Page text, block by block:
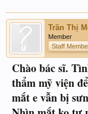
Trần Thị
Member
Staff
Chào bác sĩ.
thẩm mỹ viện
mắt e vẫn bị